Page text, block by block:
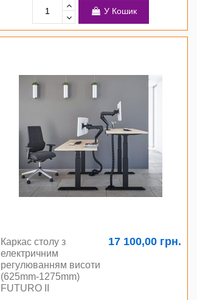
У Кошик
Каркас столу з
електричним
регулюванням висоти
(625mm-1275mm)
FUTURO II
17 100,00 грн.